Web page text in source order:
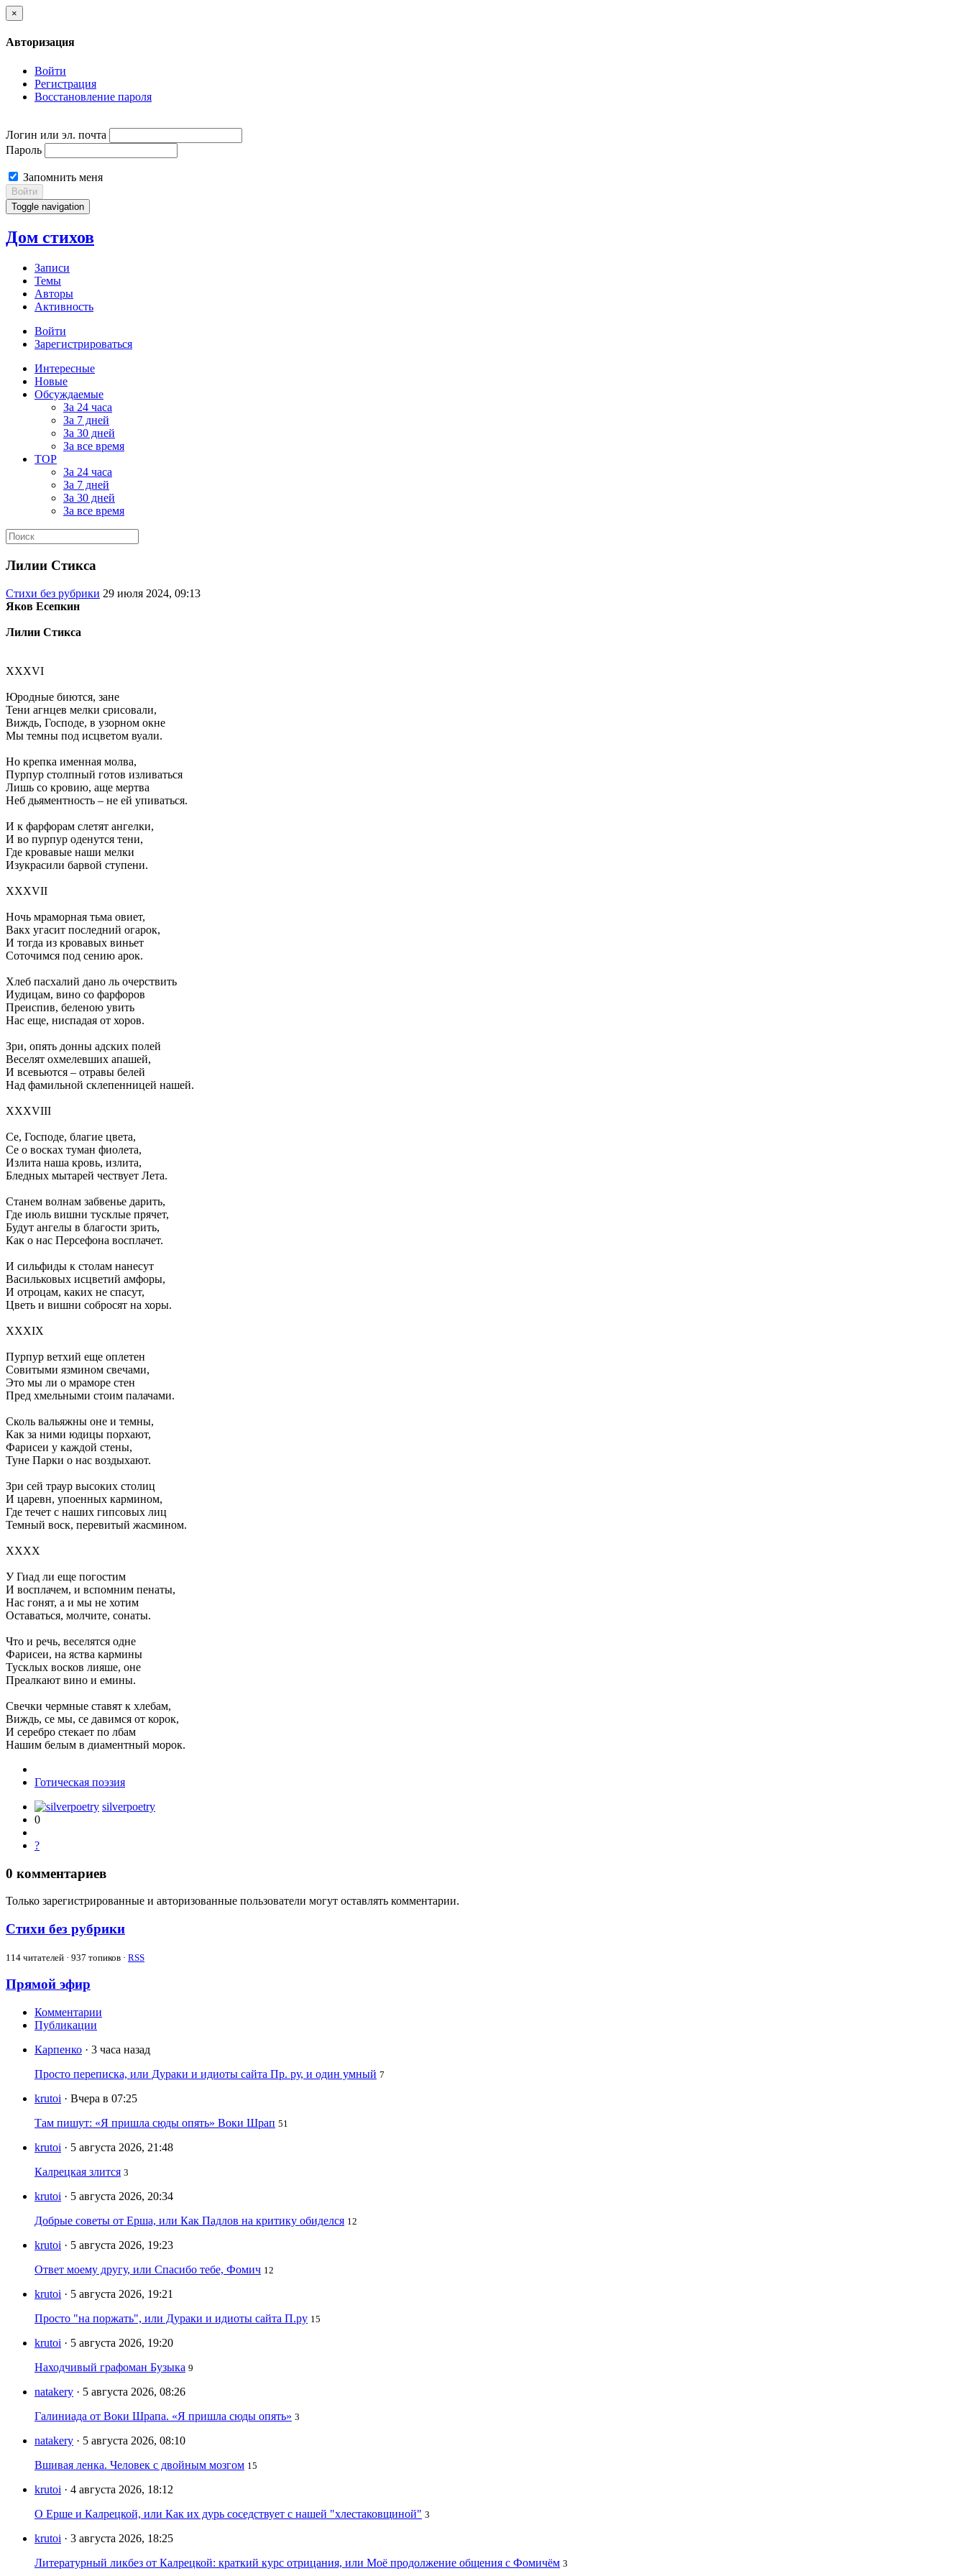
×
Авторизация
Войти
Регистрация
Восстановление пароля
Логин или эл. почта
Пароль
Запомнить меня
Войти
Toggle navigation
Дом стихов
Записи
Темы
Авторы
Активность
Войти
Зарегистрироваться
Интересные
Новые
Обсуждаемые
За 24 часа
За 7 дней
За 30 дней
За все время
TOP
За 24 часа
За 7 дней
За 30 дней
За все время
Лилии Стикса
Стихи без рубрики 29 июля 2024, 09:13
Яков Есепкин
Лилии Стикса
XXXVI
Юродные биются, зане
Тени агнцев мелки срисовали,
Виждь, Господе, в узорном окне
Мы темны под исцветом вуали.
Но крепка именная молва,
Пурпур столпный готов изливаться
Лишь со кровию, аще мертва
Неб дьяментность – не ей упиваться.
И к фарфорам слетят ангелки,
И во пурпур оденутся тени,
Где кровавые наши мелки
Изукрасили барвой ступени.
XXXVII
Ночь мраморная тьма овиет,
Вакх угасит последний огарок,
И тогда из кровавых виньет
Соточимся под сению арок.
Хлеб пасхалий дано ль очерствить
Иудицам, вино со фарфоров
Преиспив, беленою увить
Нас еще, ниспадая от хоров.
Зри, опять донны адских полей
Веселят охмелевших апашей,
И всевьются – отравы белей
Над фамильной склепенницей нашей.
XXXVIII
Се, Господе, благие цвета,
Се о восках туман фиолета,
Излита наша кровь, излита,
Бледных мытарей чествует Лета.
Станем волнам забвенье дарить,
Где июль вишни тусклые прячет,
Будут ангелы в благости зрить,
Как о нас Персефона восплачет.
И сильфиды к столам нанесут
Васильковых исцветий амфоры,
И отроцам, каких не спасут,
Цветь и вишни собросят на хоры.
XXXIX
Пурпур ветхий еще оплетен
Совитыми язмином свечами,
Это мы ли о мраморе стен
Пред хмельными стоим палачами.
Сколь вальяжны оне и темны,
Как за ними юдицы порхают,
Фарисеи у каждой стены,
Туне Парки о нас воздыхают.
Зри сей траур высоких столиц
И царевн, упоенных кармином,
Где течет с наших гипсовых лиц
Темный воск, перевитый жасмином.
XXXX
У Гиад ли еще погостим
И восплачем, и вспомним пенаты,
Нас гонят, а и мы не хотим
Оставаться, молчите, сонаты.
Что и речь, веселятся одне
Фарисеи, на яства кармины
Тусклых восков лияше, оне
Преалкают вино и емины.
Свечки чермные ставят к хлебам,
Виждь, се мы, се давимся от корок,
И серебро стекает по лбам
Нашим белым в диаментный морок.
Готическая поэзия
silverpoetry
0
?
0 комментариев
Только зарегистрированные и авторизованные пользователи могут оставлять комментарии.
Стихи без рубрики
114 читателей · 937 топиков · RSS
Прямой эфир
Комментарии
Публикации
Карпенко · 3 часа назад
Просто переписка, или Дураки и идиоты сайта Пр. ру, и один умный 7
krutoi · Вчера в 07:25
Там пишут: «Я пришла сюды опять» Воки Шрап 51
krutoi · 5 августа 2026, 21:48
Калрецкая злится 3
krutoi · 5 августа 2026, 20:34
Добрые советы от Ерша, или Как Падлов на критику обиделся 12
krutoi · 5 августа 2026, 19:23
Ответ моему другу, или Спасибо тебе, Фомич 12
krutoi · 5 августа 2026, 19:21
Просто "на поржать", или Дураки и идиоты сайта П.ру 15
krutoi · 5 августа 2026, 19:20
Находчивый графоман Бузыка 9
natakery · 5 августа 2026, 08:26
Галиниада от Воки Шрапа. «Я пришла сюды опять» 3
natakery · 5 августа 2026, 08:10
Вшивая ленка. Человек с двойным мозгом 15
krutoi · 4 августа 2026, 18:12
О Ерше и Калрецкой, или Как их дурь соседствует с нашей "хлестаковщиной" 3
krutoi · 3 августа 2026, 18:25
Литературный ликбез от Калрецкой: краткий курс отрицания, или Моё продолжение общения с Фомичём 3